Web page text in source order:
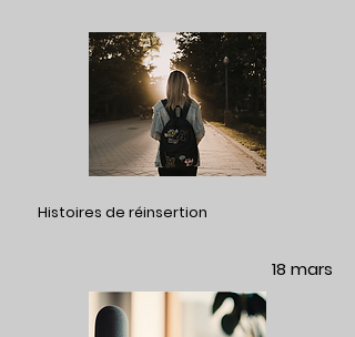
Histoires de réinsertion
18 mars